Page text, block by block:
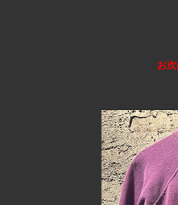
お次は僅少カラー